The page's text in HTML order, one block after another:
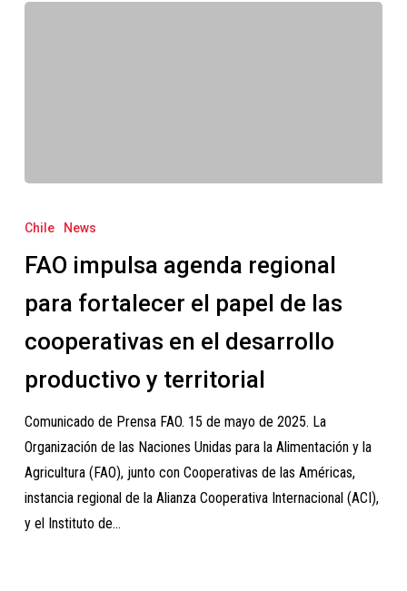
impulsa
regional
para
fortalecer
el
papel
de
las
cooperativas
en
el
desarrollo
Chile News
FAO impulsa agenda regional
para fortalecer el papel de las
cooperativas en el desarrollo
productivo y territorial
Comunicado de Prensa FAO. 15 de mayo de 2025. La
Organización de las Naciones Unidas para la Alimentación y la
Agricultura (FAO), junto con Cooperativas de las Américas,
instancia regional de la Alianza Cooperativa Internacional (ACI),
y el Instituto de…